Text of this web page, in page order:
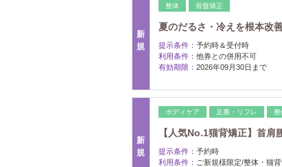
新
規
整体 骨盤矯正
夏のだるさ・冷えを根本改
提示条件： 予約時＆受付時
利用条件： 他券との併用不可
有効期限： 2026年09月30日まで
新
規
ボディケア 足裏・リフレ 整
【人気No.1猫背矯正】首
提示条件： 予約時
利用条件： ご新規様限定/整体・猫